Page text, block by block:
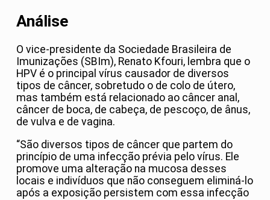
Análise
O vice-presidente da Sociedade Brasileira de
Imunizações (SBIm), Renato Kfouri, lembra que o
HPV é o principal vírus causador de diversos
tipos de câncer, sobretudo o de colo de útero,
mas também está relacionado ao câncer anal,
câncer de boca, de cabeça, de pescoço, de ânus,
de vulva e de vagina.
“São diversos tipos de câncer que partem do
princípio de uma infecção prévia pelo vírus. Ele
promove uma alteração na mucosa desses
locais e indivíduos que não conseguem eliminá-lo
após a exposição persistem com essa infecção